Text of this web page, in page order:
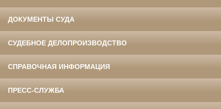
ДОКУМЕНТЫ СУДА
СУДЕБНОЕ ДЕЛОПРОИЗВОДСТВО
СПРАВОЧНАЯ ИНФОРМАЦИЯ
ПРЕСС-СЛУЖБА